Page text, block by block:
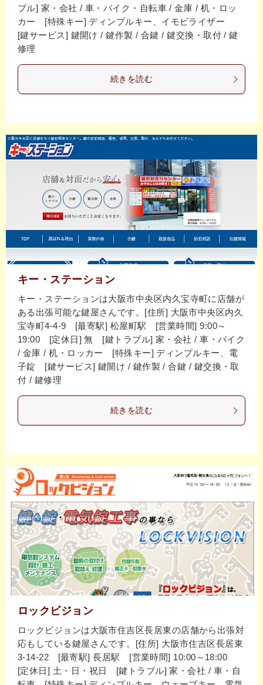
ブル] 家・会社 / 車・バイク・自転車 / 金庫 / 机・ロッ
カー [特殊キー] ディンプルキー、イモビライザー
[鍵サービス] 鍵開け / 鍵作製 / 合鍵 / 鍵交換・取付 / 鍵
修理
続きを読む
キー・ステーション
キー・ステーションは大阪市中央区内久宝寺町に店舗が
ある出張可能な鍵屋さんです。[住所] 大阪市中央区内久
宝寺町4-4-9 [最寄駅] 松屋町駅 [営業時間] 9:00～
19:00 [定休日] 無 [鍵トラブル] 家・会社 / 車・バイク
/ 金庫 / 机・ロッカー [特殊キー] ディンプルキー、電
子錠 [鍵サービス] 鍵開け / 鍵作製 / 合鍵 / 鍵交換・取
付 / 鍵修理
続きを読む
ロックビジョン
ロックビジョンは大阪市住吉区長居東の店舗から出張対
応もしている鍵屋さんです。[住所] 大阪市住吉区長居東
3-14-22 [最寄駅] 長居駅 [営業時間] 10:00～18:00
[定休日] 土・日・祝日 [鍵トラブル] 家・会社 / 車・自